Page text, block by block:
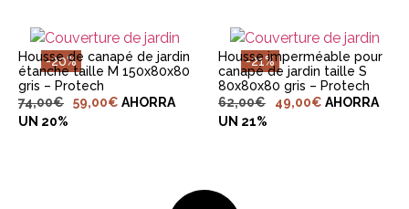
-20%
Housse de canapé de jardin
étanche taille M 150x80x80
gris – Protech
74,00€ 59,00€ AHORRA
UN 20%
-21%
Housse imperméable pour
canapé de jardin taille S
80x80x80 gris – Protech
62,00€ 49,00€ AHORRA
UN 21%